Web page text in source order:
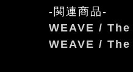
-関連商品-
WEAVE /
WEAVE /